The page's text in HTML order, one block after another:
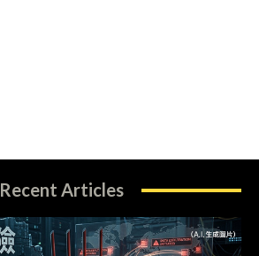
Recent Articles